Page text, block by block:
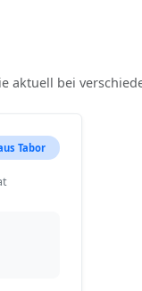
aktuell bei
Tabor